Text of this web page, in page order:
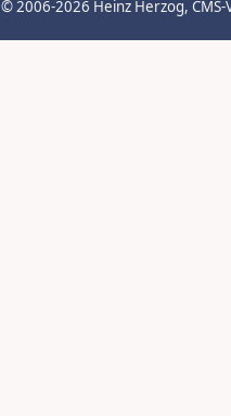
© 2006-2026 Heinz Herzog,